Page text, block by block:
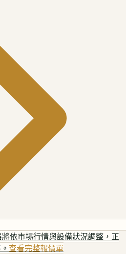
依市場行情與設備狀況調整，正
查看完整報價單